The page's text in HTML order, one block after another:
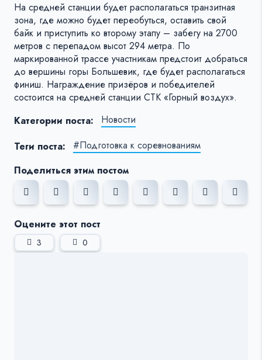
На средней станции будет располагаться транзитная
зона, где можно будет переобуться, оставить свой
байк и приступить ко второму этапу – забегу на 2700
метров с перепадом высот 294 метра. По
маркированной трассе участникам предстоит добраться
до вершины горы Большевик, где будет располагаться
финиш. Награждение призёров и победителей
состоится на средней станции СТК «Горный воздух».
Категории поста:
Новости
Теги поста:
#Подготовка к соревнованиям
Поделиться этим постом
Оцените этот пост
3 0